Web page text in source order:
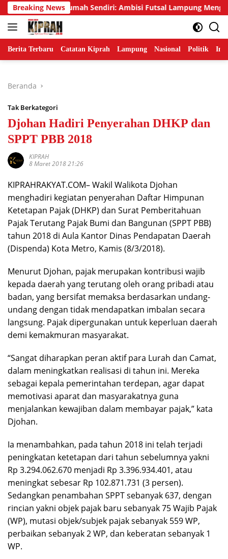
Langsung
ke
konten
Breaking News
di Rumah Sendiri: Ambisi Futsal Lampung Mengakhiri
Berita Terbaru Catatan Kiprah Lampung Nasional Politik
Beranda
Tak Berkategori
Djohan Hadiri Penyerahan DHKP dan
SPPT PBB 2018
KIPRAH
8 Maret 2018 21:26
KIPRAHRAKYAT.COM– Wakil Walikota Djohan
menghadiri kegiatan penyerahan Daftar Himpunan
Ketetapan Pajak (DHKP) dan Surat Pemberitahuan
Pajak Terutang Pajak Bumi dan Bangunan (SPPT PBB)
tahun 2018 di Aula Kantor Dinas Pendapatan Daerah
(Dispenda) Kota Metro, Kamis (8/3/2018).
Menurut Djohan, pajak merupakan kontribusi wajib
kepada daerah yang terutang oleh orang pribadi atau
badan, yang bersifat memaksa berdasarkan undang-
undang dengan tidak mendapatkan imbalan secara
langsung. Pajak dipergunakan untuk keperluan daerah
demi kemakmuran masyarakat.
“Sangat diharapkan peran aktif para Lurah dan Camat,
dalam meningkatkan realisasi di tahun ini. Mereka
sebagai kepala pemerintahan terdepan, agar dapat
memotivasi aparat dan masyarakatnya guna
menjalankan kewajiban dalam membayar pajak,” kata
Djohan.
Ia menambahkan, pada tahun 2018 ini telah terjadi
peningkatan ketetapan dari tahun sebelumnya yakni
Rp 3.294.062.670 menjadi Rp 3.396.934.401, atau
meningkat sebesar Rp 102.871.731 (3 persen).
Sedangkan penambahan SPPT sebanyak 637, dengan
rincian yakni objek pajak baru sebanyak 75 Wajib Pajak
(WP), mutasi objek/subjek pajak sebanyak 559 WP,
perbaikan sebanyak 2 WP, dan keberatan sebanyak 1
WP.